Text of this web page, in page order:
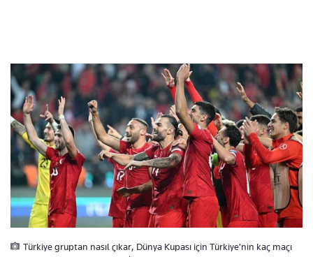
Türkiye gruptan nasıl çıkar, Dünya Kupası için Türkiye'nin kaç maçı